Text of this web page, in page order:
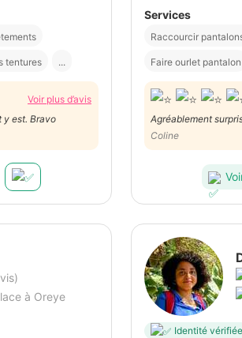
tentures ...
Voir plus d’avis
y est. Bravo
Services
Raccourcir
Faire ourlet pantalon
Agréablement
raccourcir mon
soigné, minutieux et
autre travail de
hésitation. Merci
Coline
à Oreye
Identité vérifiée